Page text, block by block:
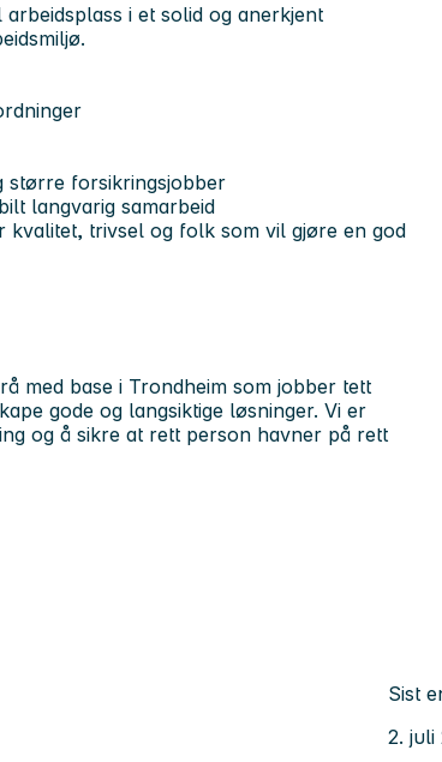
i et solid og anerkjent
større forsikringsjobber
langvarig samarbeid
kvalitet, trivsel og folk som vil gjøre en god
med base i Trondheim som jobber tett
gode og langsiktige løsninger. Vi er
og å sikre at rett person havner på rett
Sist
2. juli